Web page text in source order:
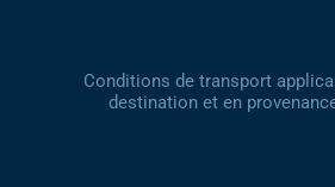
Conditions de transport
destination et en